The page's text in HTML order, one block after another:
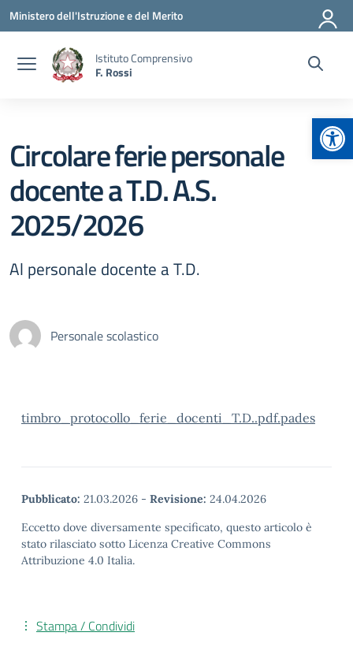
Vai ai contenuti
Vai al menu di navigazione
Vai al footer
Ministero dell'Istruzione e del Merito
Istituto Comprensivo
F. Rossi
Circolare ferie personale
docente a T.D. A.S.
2025/2026
Al personale docente a T.D.
Personale scolastico
timbro_protocollo_ferie_docenti_T.D..pdf.pades
Pubblicato: 21.03.2026 - Revisione: 24.04.2026
Eccetto dove diversamente specificato, questo articolo è
stato rilasciato sotto Licenza Creative Commons
Attribuzione 4.0 Italia.
Stampa / Condividi